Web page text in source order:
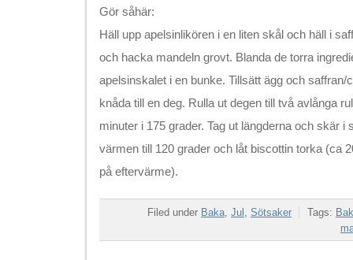
Gör såhär:
Häll upp apelsinlikören i en liten skål och häll i
och hacka mandeln grovt. Blanda de torra
apelsinskalet i en bunke. Tillsätt ägg och saffran/
knåda till en deg. Rulla ut degen till två avlånga
minuter i 175 grader. Tag ut längderna och skär i
värmen till 120 grader och låt biscottin torka (ca
på eftervärme).
Filed under Baka, Jul , Sötsaker Tags: